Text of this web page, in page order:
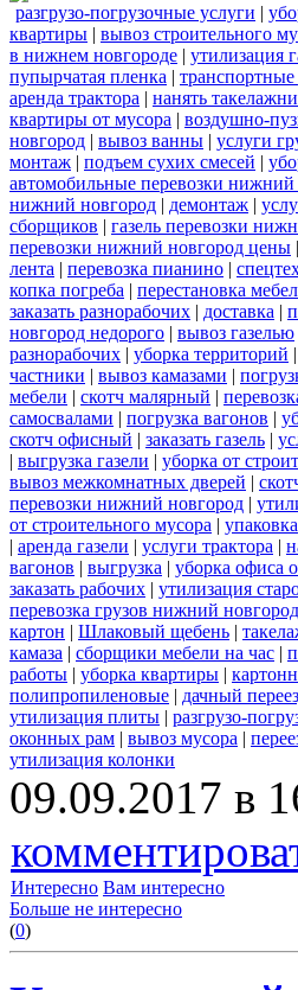
разгрузо-погрузочные услуги |
квартиры | вывоз строительного
в нижнем новгороде | утилизация
пупырчатая пленка | транспортные
аренда трактора | нанять
квартиры от мусора | воздушно-
новгород | вывоз ванны | услуги
монтаж | подъем сухих смесей |
автомобильные перевозки нижний
нижний новгород | демонтаж |
сборщиков | газель перевозки
перевозки нижний новгород цены |
лента | перевозка пианино |
копка погреба | перестановка
заказать разнорабочих | доставка |
новгород недорого | вывоз газелью
разнорабочих | уборка территорий |
частники | вывоз камазами |
мебели | скотч малярный |
самосвалами | погрузка вагонов |
скотч офисный | заказать газель |
| выгрузка газели | уборка от
вывоз межкомнатных дверей |
перевозки нижний новгород |
от строительного мусора | упаковка
| аренда газели | услуги трактора |
вагонов | выгрузка | уборка офиса
заказать рабочих | утилизация
перевозка грузов нижний новгород
картон | Шлаковый щебень |
камаза | сборщики мебели на час |
работы | уборка квартиры |
полипропиленовые | дачный
утилизация плиты | разгрузо-
оконных рам | вывоз мусора |
утилизация колонки
09.09.2017 в
Интересно Вам интересно
Больше не интересно
(0)